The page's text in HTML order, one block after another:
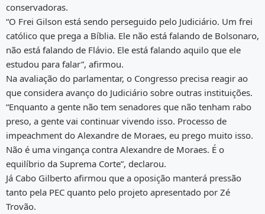
conservadoras.
“O Frei Gilson está sendo perseguido pelo Judiciário. Um frei
católico que prega a Bíblia. Ele não está falando de Bolsonaro,
não está falando de Flávio. Ele está falando aquilo que ele
estudou para falar”, afirmou.
Na avaliação do parlamentar, o Congresso precisa reagir ao
que considera avanço do Judiciário sobre outras instituições.
“Enquanto a gente não tem senadores que não tenham rabo
preso, a gente vai continuar vivendo isso. Processo de
impeachment do Alexandre de Moraes, eu prego muito isso.
Não é uma vingança contra Alexandre de Moraes. É o
equilíbrio da Suprema Corte”, declarou.
Já Cabo Gilberto afirmou que a oposição manterá pressão
tanto pela PEC quanto pelo projeto apresentado por Zé
Trovão.